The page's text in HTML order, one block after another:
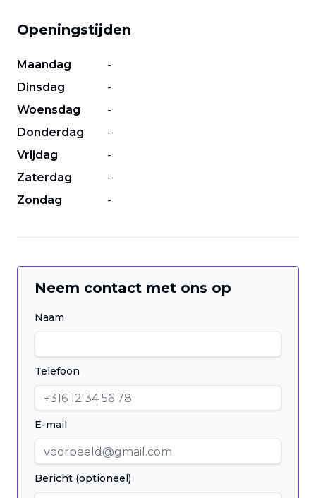
Openingstijden
Maandag
-
Dinsdag
-
Woensdag
-
Donderdag
-
Vrijdag
-
Zaterdag
-
Zondag
-
Neem contact met ons op
Naam
Telefoon
E-mail
Bericht (optioneel)